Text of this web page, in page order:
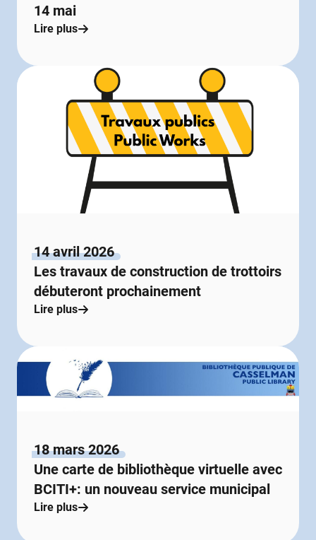
14 mai
Lire plus
14 avril 2026
Les travaux de construction de trottoirs
débuteront prochainement
Lire plus
18 mars 2026
Une carte de bibliothèque virtuelle avec
BCITI+: un nouveau service municipal
Lire plus